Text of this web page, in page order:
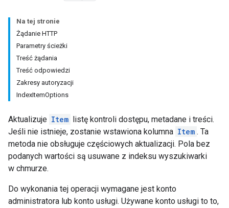
Na tej stronie
Żądanie HTTP
Parametry ścieżki
Treść żądania
Treść odpowiedzi
Zakresy autoryzacji
IndexItemOptions
Aktualizuje Item listę kontroli dostępu, metadane i treści.
Jeśli nie istnieje, zostanie wstawiona kolumna Item . Ta
metoda nie obsługuje częściowych aktualizacji. Pola bez
podanych wartości są usuwane z indeksu wyszukiwarki
w chmurze.
Do wykonania tej operacji wymagane jest konto
administratora lub konto usługi. Używane konto usługi to to,